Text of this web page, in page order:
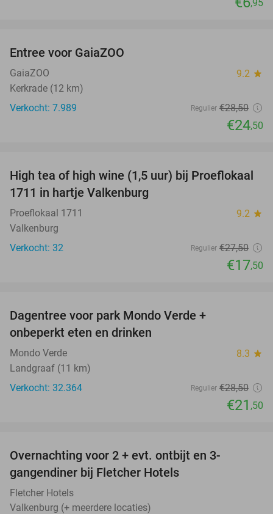
,95
Entree voor GaiaZOO
GaiaZOO 9.2 star
Kerkrade (12 km)
Verkocht: 7.989
Regulier €28,50
€24,50
36%
High tea of high wine (1,5 uur) bij Proeflokaal
1711 in hartje Valkenburg
Proeflokaal 1711 9.2 star
Valkenburg
Verkocht: 32
Regulier €27,50
€17,50
Dagentree voor park Mondo Verde +
onbeperkt eten en drinken
Mondo Verde 8.3 star
Landgraaf (11 km)
Verkocht: 32.364
Regulier €28,50
€21 ,50
Overnachting voor 2 + evt. ontbijt en 3-
gangendiner bij Fletcher Hotels
Fletcher Hotels
Valkenburg (+ meerdere locaties)